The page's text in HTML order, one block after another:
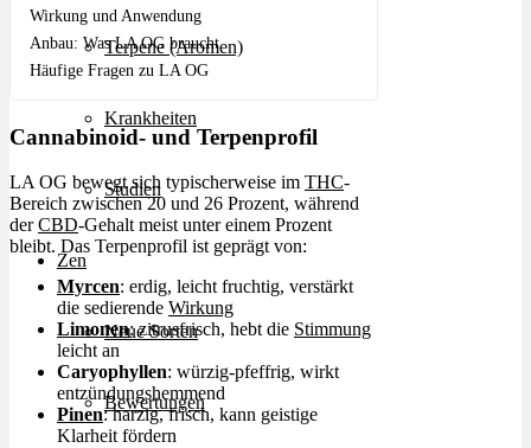
Terpene (Aromen)
Krankheiten
Studien
Zen
Neue Sorten
Bewertungen
Wirkung und Anwendung
Anbau: Was LA OG braucht
Häufige Fragen zu LA OG
Cannabinoid- und Terpenprofil
LA OG bewegt sich typischerweise im THC-
Bereich zwischen 20 und 26 Prozent, während
derCBD-Gehalt meist unter einem Prozent
bleibt. Das Terpenprofil ist geprägt von:
Myrcen: erdig, leicht fruchtig, verstärkt
die sedierende Wirkung
Limonen: zitrusfrisch, hebt die Stimmung
leicht an
Caryophyllen: würzig-pfeffrig, wirkt
entzündungshemmend
Pinen: harzig, frisch, kann geistige
Klarheit fördern